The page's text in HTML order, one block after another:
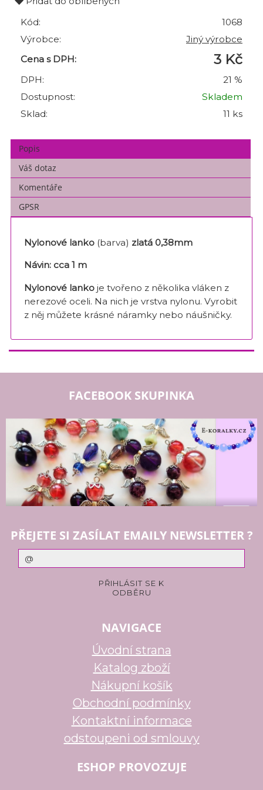
Kód:
1068
Výrobce:
Jiný výrobce
Cena s DPH:
3 Kč
DPH:
21 %
Dostupnost:
Skladem
Sklad:
11 ks
Popis
Váš dotaz
Komentáře
GPSR
Nylonové lanko (barva) zlatá 0,38mm
Návin: cca 1 m
Nylonové lanko je tvořeno z několika vláken z
nerezové oceli. Na nich je vrstva nylonu. Vyrobit
z něj můžete krásné náramky nebo náušničky.
FACEBOOK SKUPINKA
PŘEJETE SI ZASÍLAT EMAILY NEWSLETTER ?
NAVIGACE
Úvodní strana
Katalog zboží
Nákupní košík
Obchodní podmínky
Kontaktní informace
odstoupeni od smlouvy
ESHOP PROVOZUJE